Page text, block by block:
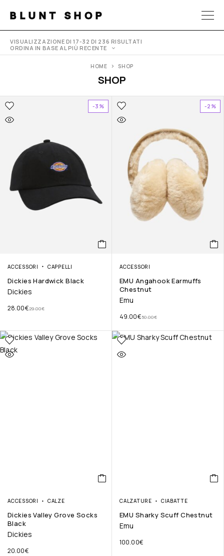
BLUNT SHOP
VISUALIZZAZIONE DI 17-32 DI 236 RISULTATI
ORDINA IN BASE AL PIÙ RECENTE
SHOP
HOME SHOP
-3%
ACCESSORI CAPPELLI
Dickies Hardwick Black
Dickies
29.00€
28.00€
-2%
ACCESSORI
EMU Angahook Earmuffs
Chestnut
Emu
50.00€
49.00€
ACCESSORI CALZE
Dickies Valley Grove Socks
Black
Dickies
20.00€
CALZATURE CIABATTE
EMU Sharky Scuff Chestnut
Emu
100.00€